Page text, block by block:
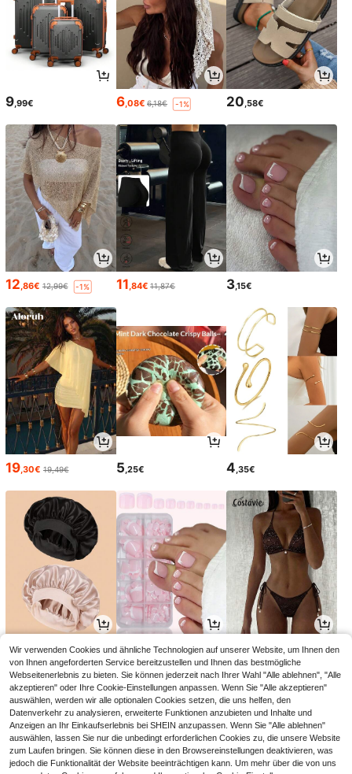
9,99€ 6,08€ 6,18€ -1% 20,58€
12,86€ 12,99€ -1% 11,84€ 11,87€ 3,15€
19 ,30€ 19,49€ 5 ,25€ 4 ,35€
3,03€ 4,73€ 13,99€
Wir verwenden Cookies und ähnliche Technologien auf unserer Website, um Ihnen den
von Ihnen angeforderten Service bereitzustellen und Ihnen das bestmögliche
Webseitenerlebnis zu bieten. Sie können jederzeit nach Ihrer Wahl "Alle ablehnen", "Alle
akzeptieren" oder Ihre Cookie-Einstellungen anpassen. Wenn Sie "Alle akzeptieren"
auswählen, werden wir alle optionalen Cookies setzen, die uns helfen, den
Datenverkehr zu analysieren, erweiterte Funktionen anzubieten und Inhalte und
Anzeigen an Ihr Einkaufserlebnis bei SHEIN anzupassen. Wenn Sie "Alle ablehnen"
auswählen, lassen Sie nur die unbedingt erforderlichen Cookies zu, die unsere Website
zum Laufen bringen. Sie können diese in den Browsereinstellungen deaktivieren, was
jedoch die Funktionalität der Website beeinträchtigen kann. Um mehr über die von uns